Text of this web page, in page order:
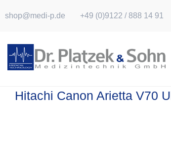
toshop@medi-p.de +49 (0)9122 / 888 14 91
Hitachi Canon Arietta V70